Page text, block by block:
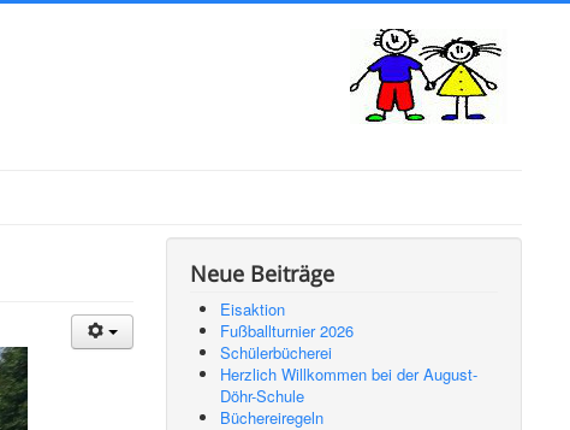
Neue Beiträge
Eisaktion
Fußballturnier 2026
Schülerbücherei
Herzlich Willkommen bei der August-
Döhr-Schule
Büchereiregeln